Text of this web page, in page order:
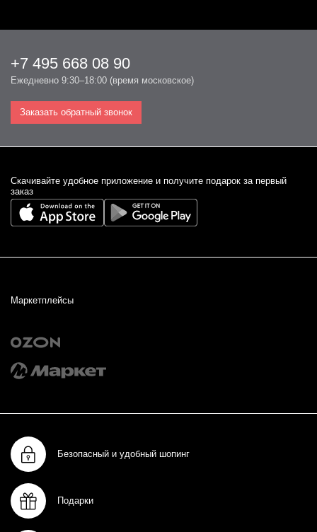
+7 495 668 08 90
Ежедневно 9:30–18:00 (время московское)
Заказать обратный звонок
Cкачивайте удобное приложение и получите подарок за первый
заказ
Маркетплейсы
Безопасный и удобный шопинг
Подарки